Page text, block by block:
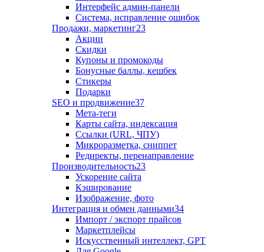
Интерфейс админ-панели
Система, исправление ошибок
Продажи, маркетинг23
Акции
Скидки
Купоны и промокоды
Бонусные баллы, кешбек
Стикеры
Подарки
SEO и продвижение37
Мета-теги
Карты сайта, индексация
Ссылки (URL, ЧПУ)
Микроразметка, сниппет
Редиректы, перенаправление
Производительность23
Ускорение сайта
Кэширование
Изображение, фото
Интеграция и обмен данными34
Импорт / экспорт прайсов
Маркетплейсы
Искусственный интеллект, GPT